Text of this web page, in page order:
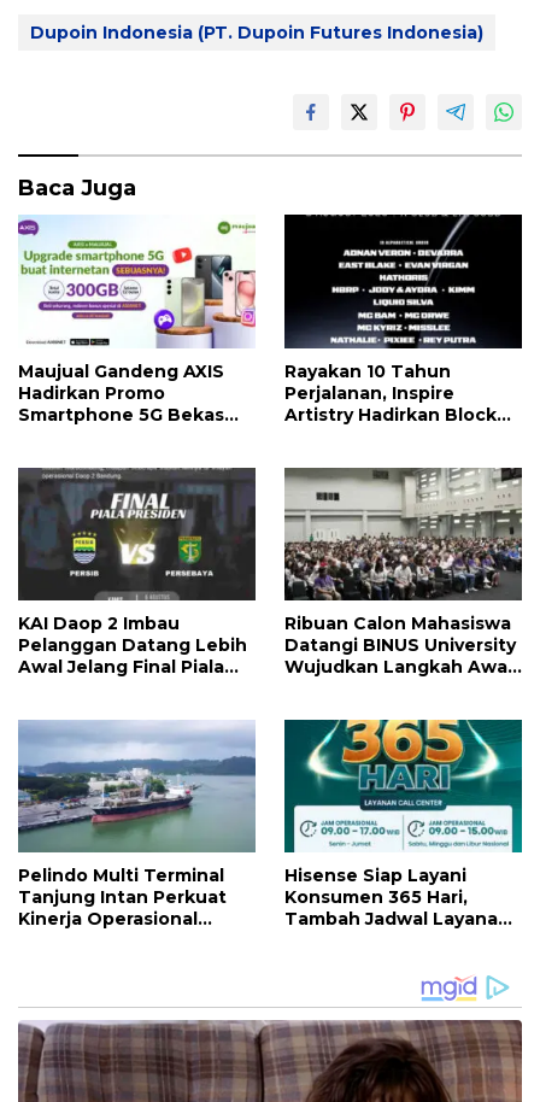
e
o
k
ittat
p
ar
Dupoin Indonesia (PT. Dupoin Futures Indonesia)
Baca Juga
Maujual Gandeng AXIS
Hadirkan Promo
Smartphone 5G Bekas
Rayakan 10 Tahun
Perjalanan, Inspire
Artistry Hadirkan Block
KAI Daop 2 Imbau
Pelanggan Datang Lebih
Awal Jelang Final Piala
Ribuan Calon Mahasiswa
Datangi BINUS University
Wujudkan Langkah Awal
Pelindo Multi Terminal
Tanjung Intan Perkuat
Kinerja Operasional
Hisense Siap Layani
Konsumen 365 Hari,
Tambah Jadwal Layanan